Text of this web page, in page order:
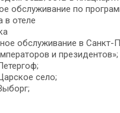
обслуживание по
в отеле
обслуживание в Санкт-
и президентов»;
село;